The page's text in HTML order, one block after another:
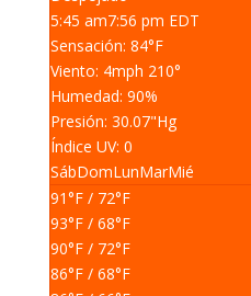
5:45 am7:56 pm EDT
Sensación: 84°F
Viento: 4mph 210°
Humedad: 90%
Presión: 30.07"Hg
Índice UV: 0
SábDomLunMarMié
91°F/ 72°F
93°F/ 68°F
90°F/ 72°F
86°F/ 68°F